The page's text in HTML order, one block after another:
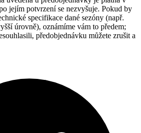
jejím potvrzení se nezvyšuje. Pokud by
specifikace dané sezóny (např.
úrovně), oznámíme vám to předem;
předobjednávku můžete zrušit a